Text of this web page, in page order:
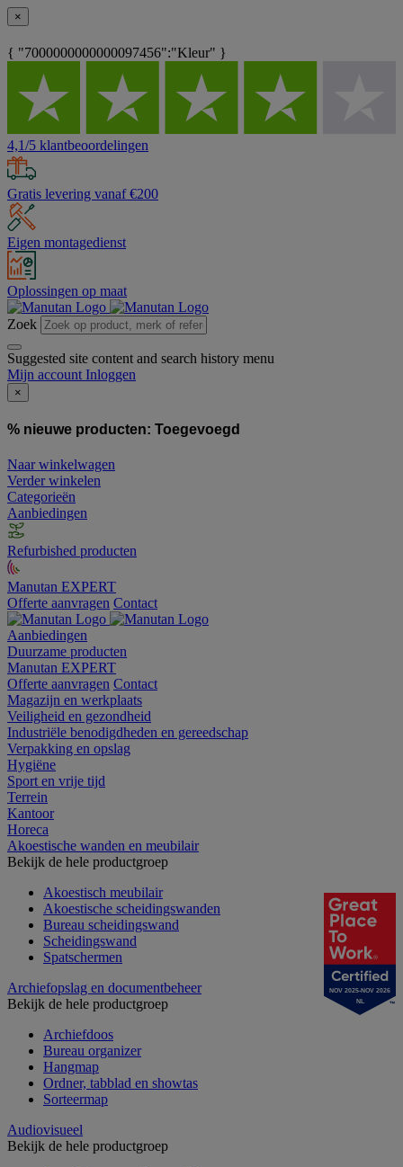
×
{ "7000000000000097456":"Kleur" }
4,1/5 klantbeoordelingen
Gratis levering vanaf €200
Eigen montagedienst
Oplossingen op maat
Zoek
Suggested site content and search history menu
Mijn account Inloggen
×
% nieuwe producten: Toegevoegd
Naar winkelwagen
Verder winkelen
Categorieën
Aanbiedingen
Refurbished producten
Manutan EXPERT
Offerte aanvragen Contact
Aanbiedingen
Duurzame producten
Manutan EXPERT
Offerte aanvragen Contact
Magazijn en werkplaats
Veiligheid en gezondheid
Industriële benodigdheden en gereedschap
Verpakking en opslag
Hygiëne
Sport en vrije tijd
Terrein
Kantoor
Horeca
Akoestische wanden en meubilair
Bekijk de hele productgroep
Akoestisch meubilair
Akoestische scheidingswanden
Bureau scheidingswand
Scheidingswand
Spatschermen
Archiefopslag en documentbeheer
Bekijk de hele productgroep
Archiefdoos
Bureau organizer
Hangmap
Ordner, tabblad en showtas
Sorteermap
Audiovisueel
Bekijk de hele productgroep
NOV 2025-NOV 2026
NL